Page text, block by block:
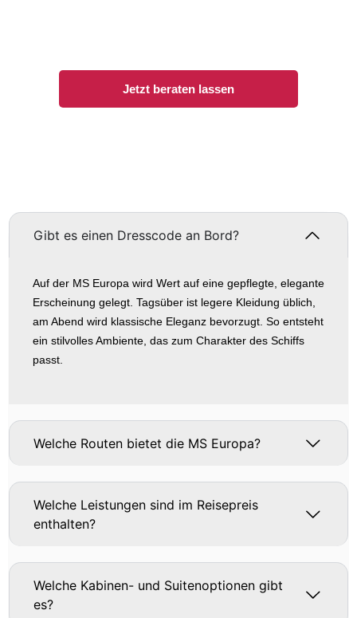
Jetzt beraten lassen
Gibt es einen Dresscode an Bord?
Auf der MS Europa wird Wert auf eine gepflegte, elegante
Erscheinung gelegt. Tagsüber ist legere Kleidung üblich,
am Abend wird klassische Eleganz bevorzugt. So entsteht
ein stilvolles Ambiente, das zum Charakter des Schiffs
passt.
Welche Routen bietet die MS Europa?
Welche Leistungen sind im Reisepreis
enthalten?
Welche Kabinen- und Suitenoptionen gibt
es?